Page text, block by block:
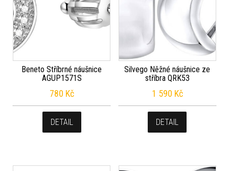
Beneto Stříbrné náušnice
AGUP1571S
780 Kč
DETAIL
Silvego Něžné náušnice ze
stříbra QRK53
1 590 Kč
DETAIL